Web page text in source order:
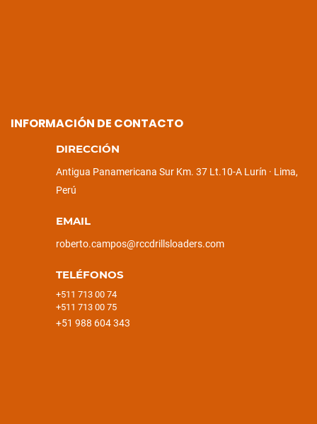
INFORMACIÓN DE CONTACTO
DIRECCIÓN
Antigua Panamericana Sur Km. 37 Lt.10-A Lurín · Lima,
Perú
EMAIL
roberto.campos@rccdrillsloaders.com
TELÉFONOS
+511 713 00 74
+511 713 00 75
+51 988 604 343